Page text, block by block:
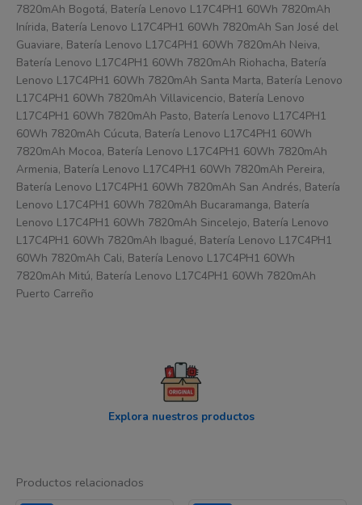
7820mAh Bogotá, Batería Lenovo L17C4PH1 60Wh 7820mAh
Inírida, Batería Lenovo L17C4PH1 60Wh 7820mAh San José del
Guaviare, Batería Lenovo L17C4PH1 60Wh 7820mAh Neiva,
Batería Lenovo L17C4PH1 60Wh 7820mAh Riohacha, Batería
Lenovo L17C4PH1 60Wh 7820mAh Santa Marta, Batería Lenovo
L17C4PH1 60Wh 7820mAh Villavicencio, Batería Lenovo
L17C4PH1 60Wh 7820mAh Pasto, Batería Lenovo L17C4PH1
60Wh 7820mAh Cúcuta, Batería Lenovo L17C4PH1 60Wh
7820mAh Mocoa, Batería Lenovo L17C4PH1 60Wh 7820mAh
Armenia, Batería Lenovo L17C4PH1 60Wh 7820mAh Pereira,
Batería Lenovo L17C4PH1 60Wh 7820mAh San Andrés, Batería
Lenovo L17C4PH1 60Wh 7820mAh Bucaramanga, Batería
Lenovo L17C4PH1 60Wh 7820mAh Sincelejo, Batería Lenovo
L17C4PH1 60Wh 7820mAh Ibagué, Batería Lenovo L17C4PH1
60Wh 7820mAh Cali, Batería Lenovo L17C4PH1 60Wh
7820mAh Mitú, Batería Lenovo L17C4PH1 60Wh 7820mAh
Puerto Carreño
Explora nuestros productos
Productos relacionados